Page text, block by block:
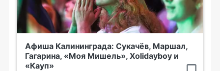
Афиша Калининграда: Сукачёв, Маршал,
Гагарина, «Моя Мишель», Xolidayboy и
«Кауп»